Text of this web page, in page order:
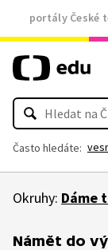
portály České
Často hledáte:
Okruhy: Dáme
Námět do